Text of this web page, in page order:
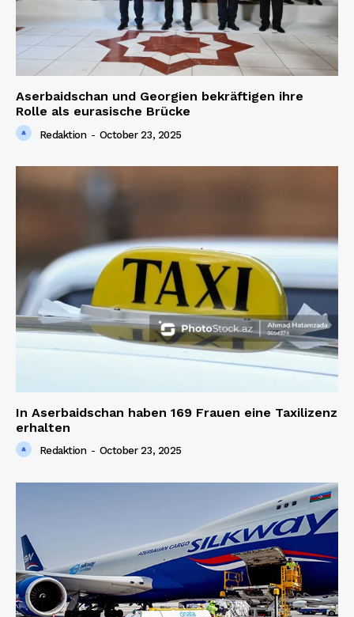
Aserbaidschan und Georgien bekräftigen ihre
Rolle als eurasische Brücke
Redaktion - October 23, 2025
In Aserbaidschan haben 169 Frauen eine Taxilizenz
erhalten
Redaktion - October 23, 2025